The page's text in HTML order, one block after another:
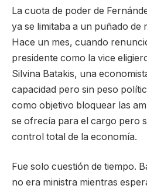
La cuota de poder de
ya se limitaba a un puñado de
Hace un mes, cuando
presidente como la vice
Silvina Batakis, una
capacidad pero sin peso
como objetivo bloquear las
se ofrecía para el cargo pero
control total de la economía.
Fue solo cuestión de tiempo.
no era ministra mientras